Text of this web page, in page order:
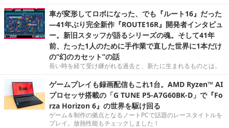
車が変形してロボになった、でも『ルート16』だった
―41年ぶり完全新作『ROUTE16R』開発者インタビュ
ー。新旧スタッフが語るシリーズの魂。そして41年
前、たった1人のために手作業で直した世界に1本だけ
の“幻のカセット”の話
長い時を経て受け継がれる過去と、新たに生まれるものとは。
ゲームプレイも録画配信もこれ1台。AMD Ryzen™ AI
プロセッサ搭載の「G TUNE P5-A7G60BK-D」で『Fo
rza Horizon 6』の世界を駆け回る
ゲーム＆制作の拠点となるノートPCで話題のレースタイトルを
プレイ。放熱性能もチェックしました！